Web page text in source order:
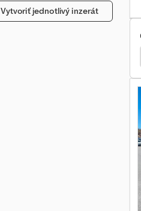
Vytvoriť jednotlivý inzerát